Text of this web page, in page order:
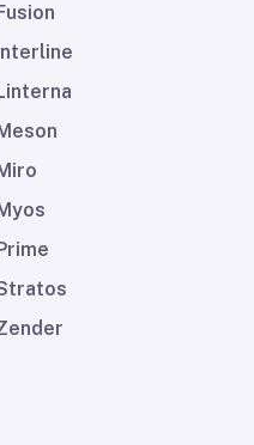
Fusion
Interline
Linterna
Meson
Miro
Myos
Prime